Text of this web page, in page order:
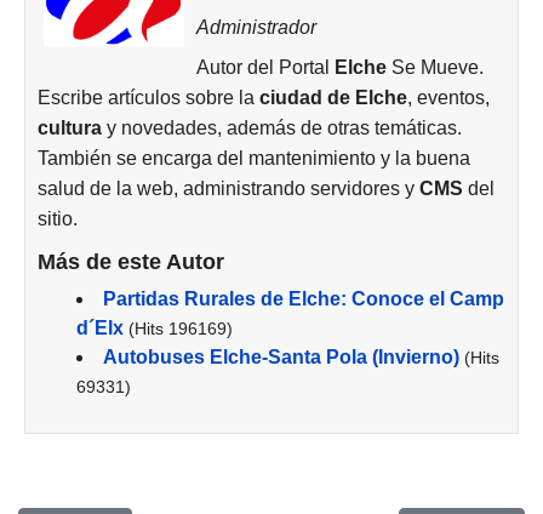
Administrador
Autor del Portal
ElcheSe Mueve.
Escribe artículos sobre la ciudad de Elche, eventos,
cultura y novedades, además de otras temáticas.
También se encarga del mantenimiento y la buena
salud de la web, administrando servidores y CMS del
sitio.
Más de este Autor
Partidas Rurales de Elche: Conoce el Camp
d´Elx (Hits 196169)
Autobuses Elche-Santa Pola (Invierno) (Hits
69331)